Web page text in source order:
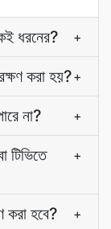
ধরনের? +
করা হয়?+
না? +
টিভিতে
+
করা হবে? +